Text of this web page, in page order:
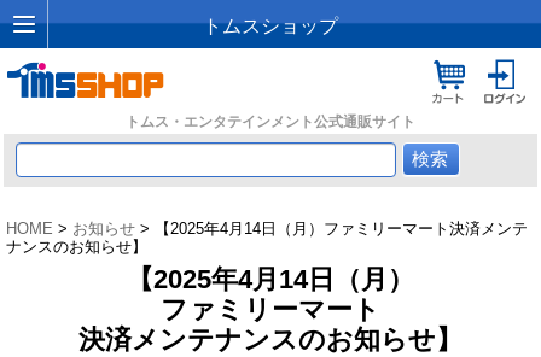
トムスショップ
トムス・エンタテインメント公式通販サイト
HOME > お知らせ > 【2025年4月14日（月）ファミリーマート決済メンテ
ナンスのお知らせ】
【2025年4月14日（月）
ファミリーマート
決済メンテナンスのお知らせ】